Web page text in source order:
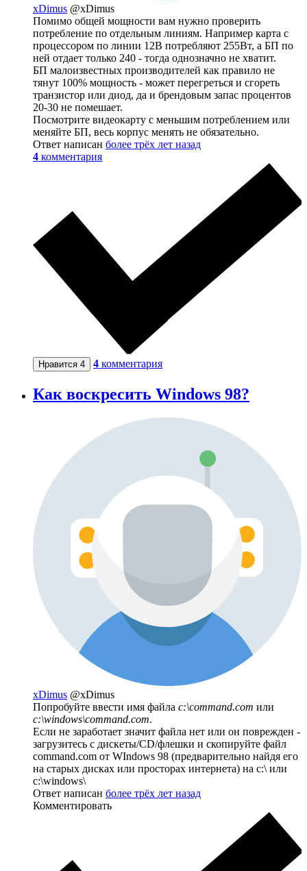
xDimus @xDimus
Помимо общей мощности вам нужно проверить
потребление по отдельным линиям. Например карта с
процессором по линии 12В потребляют 255Вт, а БП по
ней отдает только 240 - тогда однозначно не хватит.
БП малоизвестных производителей как правило не
тянут 100% мощность - может перегреться и сгореть
транзистор или диод, да и брендовым запас процентов
20-30 не помешает.
Посмотрите видеокарту с меньшим потреблением или
меняйте БП, весь корпус менять не обязательно.
Ответ написан более трёх лет назад
4 комментария
Нравится 4 4 комментария
Как воскресить Windows 98?
xDimus @xDimus
Попробуйте ввести имя файла c:\command.com или
c:\windows\command.com.
Если не заработает значит файла нет или он поврежден -
загрузитесь с дискеты/CD/флешки и скопируйте файл
command.com от WIndows 98 (предварительно найдя его
на старых дисках или просторах интернета) на c:\ или
c:\windows\
Ответ написан более трёх лет назад
Комментировать